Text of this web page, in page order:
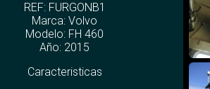
REF: FURGONB1
Marca:Volvo
Modelo: FH 460
Año: 2015
Caracteristicas